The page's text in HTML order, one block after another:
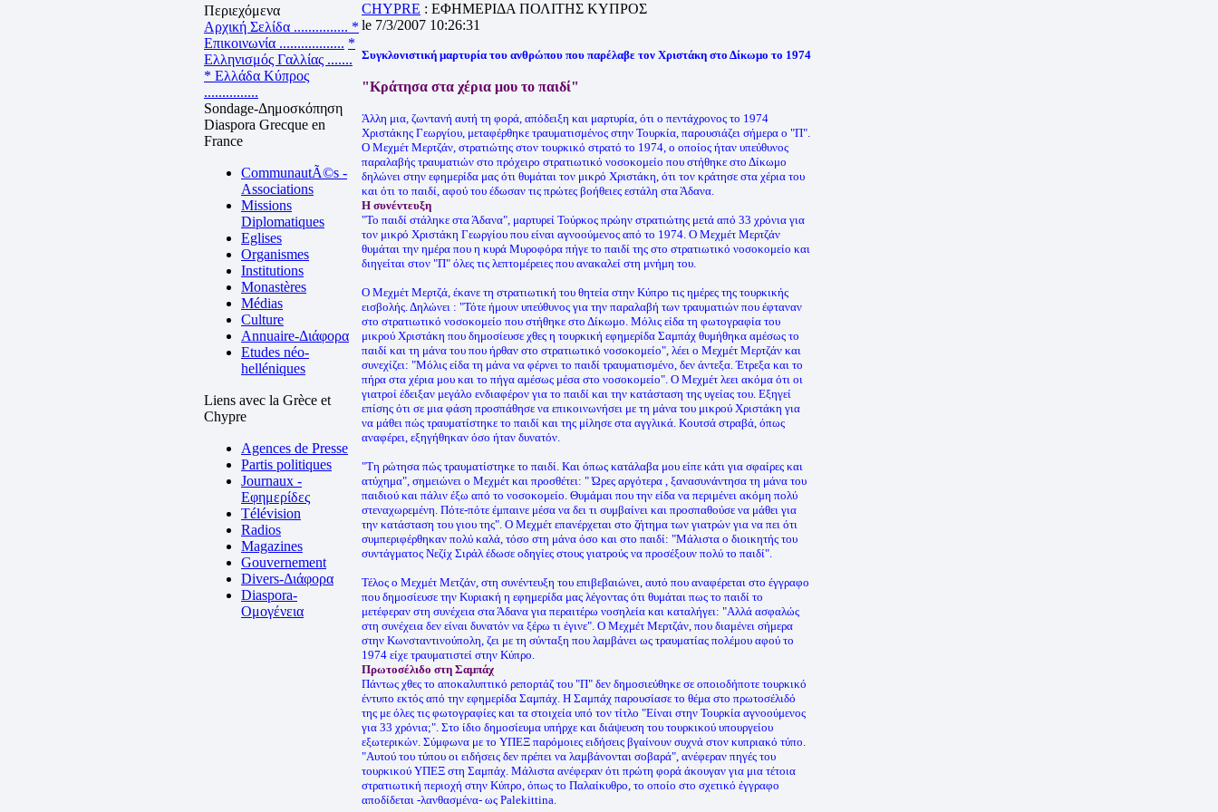
Περιεχόμενα
Αρχική Σελίδα ............... *
Επικοινωνία .................. *
Ελληνισμός Γαλλίας .......
* Ελλάδα Κύπρος
...............
Sondage-Δημοσκόπηση
Diaspora Grecque en
France
CommunautÃ©s -
Associations
Missions
Diplomatiques
Eglises
Organismes
Institutions
Monastères
Médias
Culture
Annuaire-Διάφορα
Etudes néo-
helléniques
Liens avec la Grèce et
Chypre
Agences de Presse
Partis politiques
Journaux -
Εφημερίδες
Télévision
Radios
Magazines
Gouvernement
Divers-Διάφορα
Diaspora-
Ομογένεια
CHYPRE : ΕΦΗΜΕΡΙΔΑ ΠΟΛΙΤΗΣ ΚΥΠΡΟΣ
le 7/3/2007 10:26:31
Συγκλονιστική μαρτυρία του ανθρώπου που παρέλαβε τον Χριστάκη στο Δίκωμο το 1974
"Κράτησα στα χέρια μου το παιδί"
Άλλη μια, ζωντανή αυτή τη φορά, απόδειξη και μαρτυρία, ότι ο πεντάχρονος το 1974
Χριστάκης Γεωργίου, μεταφέρθηκε τραυματισμένος στην Τουρκία, παρουσιάζει σήμερα ο "Π".
Ο Μεχμέτ Μερτζάν, στρατιώτης στον τουρκικό στρατό το 1974, ο οποίος ήταν υπεύθυνος
παραλαβής τραυματιών στο πρόχειρο στρατιωτικό νοσοκομείο που στήθηκε στο Δίκωμο
δηλώνει στην εφημερίδα μας ότι θυμάται τον μικρό Χριστάκη, ότι τον κράτησε στα χέρια του
και ότι το παιδί, αφού του έδωσαν τις πρώτες βοήθειες εστάλη στα Άδανα.
Η συνέντευξη
"Το παιδί στάληκε στα Άδανα", μαρτυρεί Τούρκος πρώην στρατιώτης μετά από 33 χρόνια για
τον μικρό Χριστάκη Γεωργίου που είναι αγνοούμενος από το 1974. Ο Μεχμέτ Μερτζάν
θυμάται την ημέρα που η κυρά Μυροφόρα πήγε το παιδί της στο στρατιωτικό νοσοκομείο και
διηγείται στον "Π" όλες τις λεπτομέρειες που ανακαλεί στη μνήμη του.
Ο Μεχμέτ Μερτζά, έκανε τη στρατιωτική του θητεία στην Κύπρο τις ημέρες της τουρκικής
εισβολής. Δηλώνει : "Τότε ήμουν υπεύθυνος για την παραλαβή των τραυματιών που έφταναν
στο στρατιωτικό νοσοκομείο που στήθηκε στο Δίκωμο. Μόλις είδα τη φωτογραφία του
μικρού Χριστάκη που δημοσίευσε χθες η τουρκική εφημερίδα Σαμπάχ θυμήθηκα αμέσως το
παιδί και τη μάνα του που ήρθαν στο στρατιωτικό νοσοκομείο", λέει ο Μεχμέτ Μερτζάν και
συνεχίζει: "Μόλις είδα τη μάνα να φέρνει το παιδί τραυματισμένο, δεν άντεξα. Έτρεξα και το
πήρα στα χέρια μου και το πήγα αμέσως μέσα στο νοσοκομείο". Ο Μεχμέτ λεει ακόμα ότι οι
γιατροί έδειξαν μεγάλο ενδιαφέρον για το παιδί και την κατάσταση της υγείας του. Εξηγεί
επίσης ότι σε μια φάση προσπάθησε να επικοινωνήσει με τη μάνα του μικρού Χριστάκη για
να μάθει πώς τραυματίστηκε το παιδί και της μίλησε στα αγγλικά. Κουτσά στραβά, όπως
αναφέρει, εξηγήθηκαν όσο ήταν δυνατόν.
"Τη ρώτησα πώς τραυματίστηκε το παιδί. Και όπως κατάλαβα μου είπε κάτι για σφαίρες και
ατύχημα", σημειώνει ο Μεχμέτ και προσθέτει: " Ώρες αργότερα , ξανασυνάντησα τη μάνα του
παιδιού και πάλιν έξω από το νοσοκομείο. Θυμάμαι που την είδα να περιμένει ακόμη πολύ
στεναχωρεμένη. Πότε-πότε έμπαινε μέσα να δει τι συμβαίνει και προσπαθούσε να μάθει για
την κατάσταση του γιου της". Ο Μεχμέτ επανέρχεται στο ζήτημα των γιατρών για να πει ότι
συμπεριφέρθηκαν πολύ καλά, τόσο στη μάνα όσο και στο παιδί: "Μάλιστα ο διοικητής του
συντάγματος Νεζίχ Σιράλ έδωσε οδηγίες στους γιατρούς να προσέξουν πολύ το παιδί".
Τέλος ο Μεχμέτ Μετζάν, στη συνέντευξη του επιβεβαιώνει, αυτό που αναφέρεται στο έγγραφο
που δημοσίευσε την Κυριακή η εφημερίδα μας λέγοντας ότι θυμάται πως το παιδί το
μετέφεραν στη συνέχεια στα Άδανα για περαιτέρω νοσηλεία και καταλήγει: "Αλλά ασφαλώς
στη συνέχεια δεν είναι δυνατόν να ξέρω τι έγινε". Ο Μεχμέτ Μερτζάν, που διαμένει σήμερα
στην Κωνσταντινούπολη, ζει με τη σύνταξη που λαμβάνει ως τραυματίας πολέμου αφού το
1974 είχε τραυματιστεί στην Κύπρο.
Πρωτοσέλιδο στη Σαμπάχ
Πάντως χθες το αποκαλυπτικό ρεπορτάζ του "Π" δεν δημοσιεύθηκε σε οποιοδήποτε τουρκικό
έντυπο εκτός από την εφημερίδα Σαμπάχ. Η Σαμπάχ παρουσίασε το θέμα στο πρωτοσέλιδό
της με όλες τις φωτογραφίες και τα στοιχεία υπό τον τίτλο "Είναι στην Τουρκία αγνοούμενος
για 33 χρόνια;". Στο ίδιο δημοσίευμα υπήρχε και διάψευση του τουρκικού υπουργείου
εξωτερικών. Σύμφωνα με το ΥΠΕΞ παρόμοιες ειδήσεις βγαίνουν συχνά στον κυπριακό τύπο.
"Αυτού του τύπου οι ειδήσεις δεν πρέπει να λαμβάνονται σοβαρά", ανέφεραν πηγές του
τουρκικού ΥΠΕΞ στη Σαμπάχ. Μάλιστα ανέφεραν ότι πρώτη φορά άκουγαν για μια τέτοια
στρατιωτική περιοχή στην Κύπρο, όπως το Παλαίκυθρο, το οποίο στο σχετικό έγγραφο
αποδίδεται -λανθασμένα- ως Palekittina.